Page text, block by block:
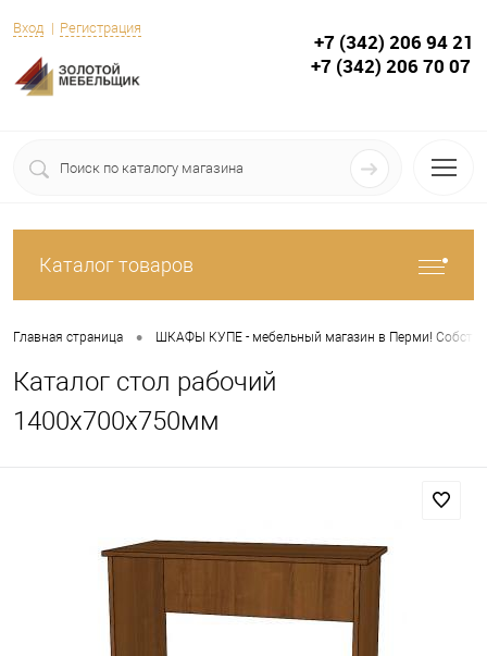
Вход Регистрация
+7 (342) 206 94 21
+7 (342) 206 70 07
Каталог товаров
Главная страница • ШКАФЫ КУПЕ - мебельный магазин в Перми!
Каталог стол рабочий
1400х700х750мм